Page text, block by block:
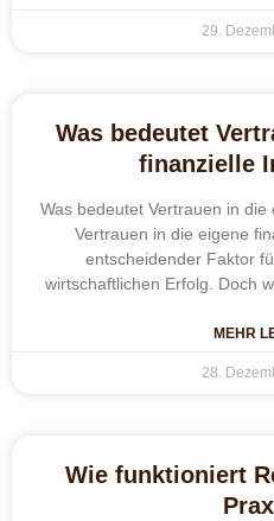
29.
Was bedeutet
finanzielle
Was bedeutet Vertrauen in
Vertrauen in die eigene
entscheidender Faktor
wirtschaftlichen Erfolg. Doch
MEHR
28.
Wie funktioniert